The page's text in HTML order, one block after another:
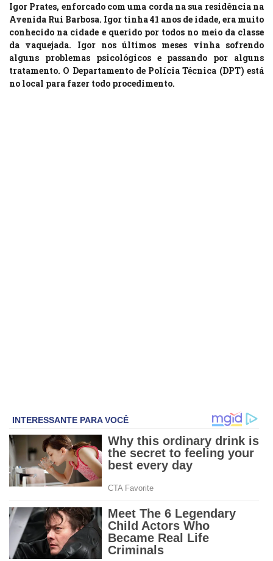
Igor Prates, enforcado com uma corda na sua residência na
Avenida Rui Barbosa. Igor tinha 41 anos de idade, era muito
conhecido na cidade e querido por todos no meio da classe
da vaquejada. Igor nos últimos meses vinha sofrendo
alguns problemas psicológicos e passando por alguns
tratamento. O Departamento de Polícia Técnica (DPT) está
no local para fazer todo procedimento.